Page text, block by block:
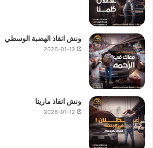
ونش انقاذ الهضبة الوسطي
2026-01-12
ونش انقاذ مارينا
2026-01-12